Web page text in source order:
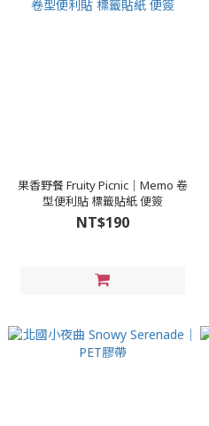
果香野餐 Fruity Picnic｜Memo 卷
型便利貼 標籤貼紙 便簽
NT$190